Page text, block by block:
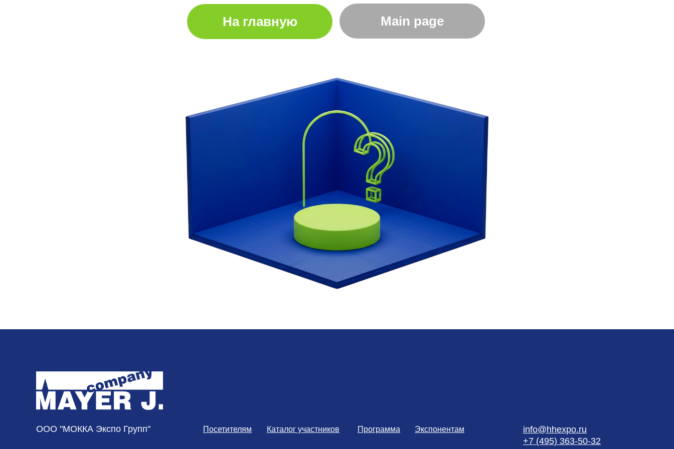
На главную Main page
info@hhexpo.ru
+7 (495) 363-50-32
ООО "МОККА Экспо Групп" Посетителям Каталог участников Программа Экспонентам